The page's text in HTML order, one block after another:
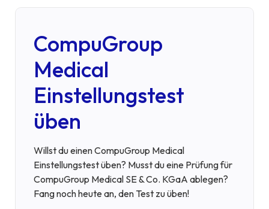
CompuGroup
Medical
Einstellungstest
üben
Willst du einen CompuGroup Medical
Einstellungstest üben? Musst du eine Prüfung für
CompuGroup Medical SE & Co. KGaA ablegen?
Fang noch heute an, den Test zu üben!